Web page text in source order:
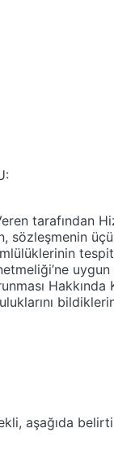
tarafından
sözleşmenin
aşağıda